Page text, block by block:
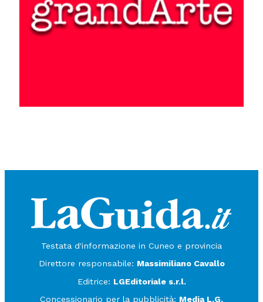
Testata d'informazione in Cuneo e provincia
Direttore responsabile: Massimiliano Cavallo
Editrice: LGEditoriale s.r.l.
Concessionario per la pubblicità: Media L.G.